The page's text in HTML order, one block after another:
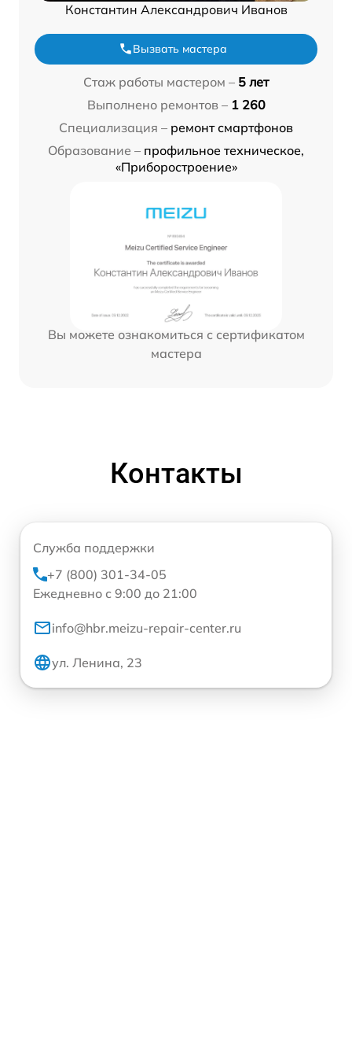
Константин Александрович Иванов
Вызвать мастера
Стаж работы мастером – 5 лет
Выполнено ремонтов – 1 260
Специализация – ремонт смартфонов
Образование – профильное техническое,
«Приборостроение»
Вы можете ознакомиться с сертификатом
мастера
Контакты
Служба поддержки
+7 (800) 301-34-05
Ежедневно с 9:00 до 21:00
info@hbr.meizu-repair-center.ru
ул. Ленина, 23